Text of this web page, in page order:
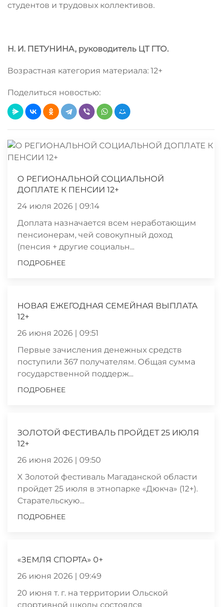
студентов и трудовых коллективов.
Н. И. ПЕТУНИНА, руководитель ЦТ ГТО.
Возрастная категория материала: 12+
Поделиться новостью:
О РЕГИОНАЛЬНОЙ СОЦИАЛЬНОЙ
ДОПЛАТЕ К ПЕНСИИ 12+
24 июля 2026 | 09:14
Доплата назначается всем неработающим
пенсионерам, чей совокупный доход
(пенсия + другие социальн...
ПОДРОБНЕЕ
НОВАЯ ЕЖЕГОДНАЯ СЕМЕЙНАЯ ВЫПЛАТА
12+
26 июня 2026 | 09:51
Первые зачисления денежных средств
поступили 367 получателям. Общая сумма
государственной поддерж...
ПОДРОБНЕЕ
ЗОЛОТОЙ ФЕСТИВАЛЬ ПРОЙДЕТ 25 ИЮЛЯ
12+
26 июня 2026 | 09:50
X Золотой фестиваль Магаданской области
пройдет 25 июля в этнопарке «Дюкча» (12+).
Старательскую...
ПОДРОБНЕЕ
«ЗЕМЛЯ СПОРТА» 0+
26 июня 2026 | 09:49
20 июня т. г. на территории Ольской
спортивной школы состоялся